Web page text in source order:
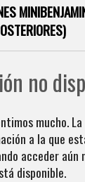
no
mucho. La
a la que
acceder aún
disponible.